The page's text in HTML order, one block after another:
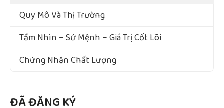
Quy Mô Và Thị Trường
Tầm Nhìn – Sứ Mệnh – Giá Trị Cốt Lõi
Chứng Nhận Chất Lượng
ĐÃ ĐĂNG KÝ